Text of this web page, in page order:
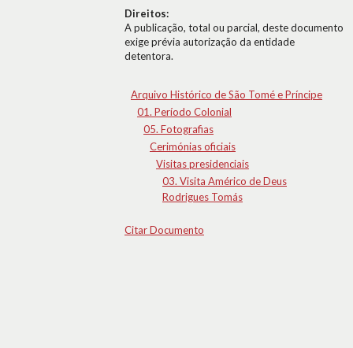
Direitos:
A publicação, total ou parcial, deste documento
exige prévia autorização da entidade
detentora.
Arquivo Histórico de São Tomé e Príncipe
01. Período Colonial
05. Fotografias
Cerimónias oficiais
Visitas presidenciais
03. Visita Américo de Deus
Rodrigues Tomás
Citar Documento